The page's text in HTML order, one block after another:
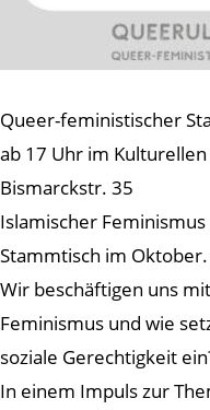
Queer-feministischer
ab 17 Uhr im
Bismarckstr. 35
Islamischer
Stammtisch im Oktober.
Wir beschäftigen uns
Feminismus und wie
soziale Gerechtigkeit
In einem Impuls zur